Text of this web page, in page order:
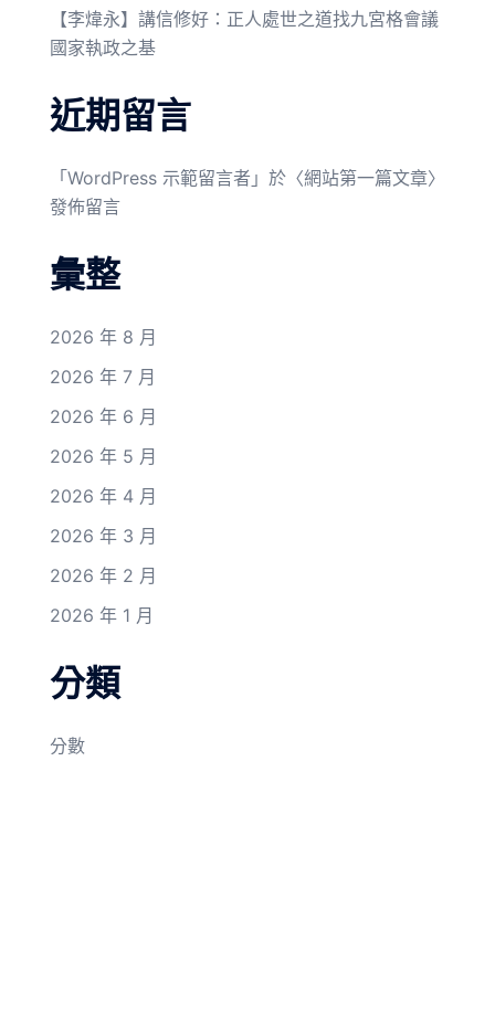
【李煒永】講信修好：正人處世之道找九宮格會議
國家執政之基
近期留言
「 WordPress 示範留言者 」於〈網站第一篇文章〉
發佈留言
彙整
2026 年 8 月
2026 年 7 月
2026 年 6 月
2026 年 5 月
2026 年 4 月
2026 年 3 月
2026 年 2 月
2026 年 1 月
分類
分數